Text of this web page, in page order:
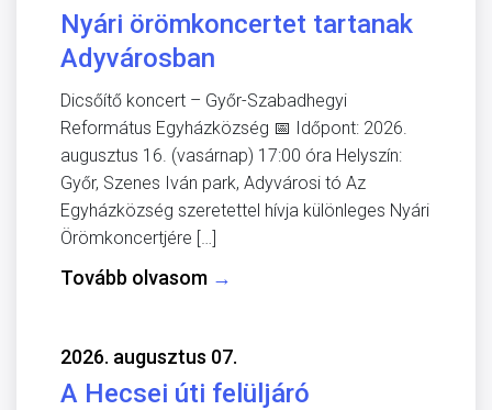
Nyári örömkoncertet tartanak
Adyvárosban
Dicsőítő koncert – Győr-Szabadhegyi
Református Egyházközség 📅 Időpont: 2026.
augusztus 16. (vasárnap) 17:00 óra Helyszín:
Győr, Szenes Iván park, Adyvárosi tó Az
Egyházközség szeretettel hívja különleges Nyári
Örömkoncertjére […]
Tovább olvasom →
2026. augusztus 07.
A Hecsei úti felüljáró